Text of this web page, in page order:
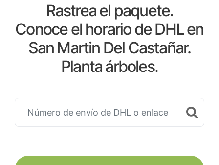
Rastrea el paquete.
Conoce el horario de DHL en
San Martin Del Castañar.
Planta árboles.